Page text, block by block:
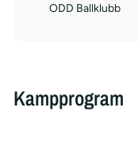
ODD Ballklubb
Kampprogram